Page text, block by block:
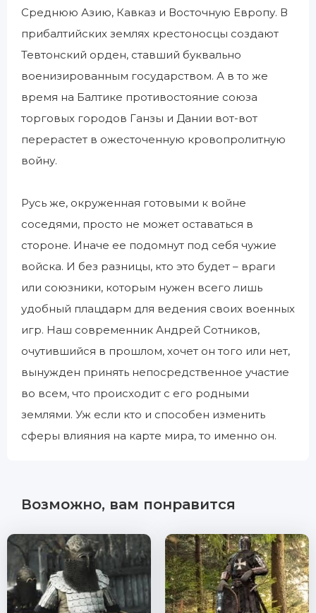
Среднюю Азию, Кавказ и Восточную Европу. В
прибалтийских землях крестоносцы создают
Тевтонский орден, ставший буквально
военизированным государством. А в то же
время на Балтике противостояние союза
торговых городов Ганзы и Дании вот-вот
перерастет в ожесточенную кровопролитную
войну.
Русь же, окруженная готовыми к войне
соседями, просто не может оставаться в
стороне. Иначе ее подомнут под себя чужие
войска. И без разницы, кто это будет – враги
или союзники, которым нужен всего лишь
удобный плацдарм для ведения своих военных
игр. Наш современник Андрей Сотников,
очутившийся в прошлом, хочет он того или нет,
вынужден принять непосредственное участие
во всем, что происходит с его родными
землями. Уж если кто и способен изменить
сферы влияния на карте мира, то именно он.
Возможно, вам понравится